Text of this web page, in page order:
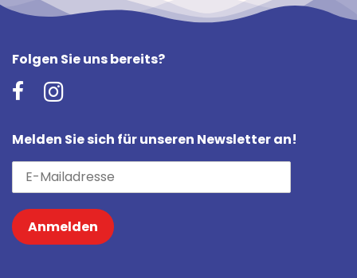
Folgen Sie uns bereits?
Melden Sie sich für unseren Newsletter an!
Anmelden